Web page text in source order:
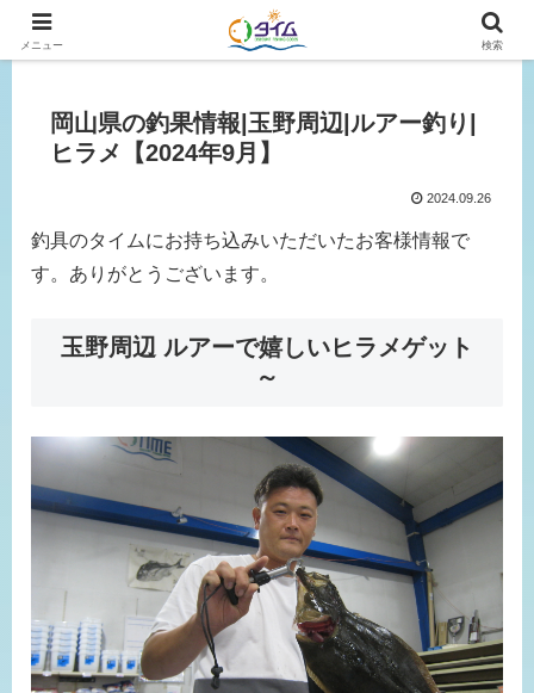
広島、岡山の釣り情報はタイムにおまかせ！
岡山県の釣果情報|玉野周辺|ルアー釣り|
ヒラメ【2024年9月】
2024.09.26
釣具のタイムにお持ち込みいただいたお客様情報で
す。ありがとうございます。
玉野周辺 ルアーで嬉しいヒラメゲット
～
メニュー 検索